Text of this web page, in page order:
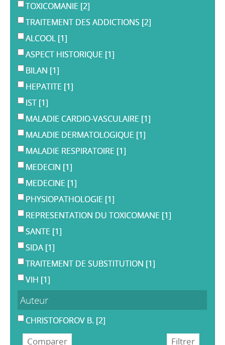
TOXICOMANIE [2]
TRAITEMENT DES ADDICTIONS [2]
ALCOOL [1]
ASPECT HISTORIQUE [1]
BILAN [1]
HEPATITE [1]
IST [1]
MALADIE CARDIO-VASCULAIRE [1]
MALADIE DERMATOLOGIQUE [1]
MALADIE RESPIRATOIRE [1]
MEDECIN [1]
MEDECINE [1]
PHYSIOPATHOLOGIE [1]
REPRESENTATION DU TOXICOMANE [1]
SANTE [1]
SIDA [1]
TRAITEMENT DE SUBSTITUTION [1]
VIH [1]
Auteur
CHRISTOFOROV B. [2]